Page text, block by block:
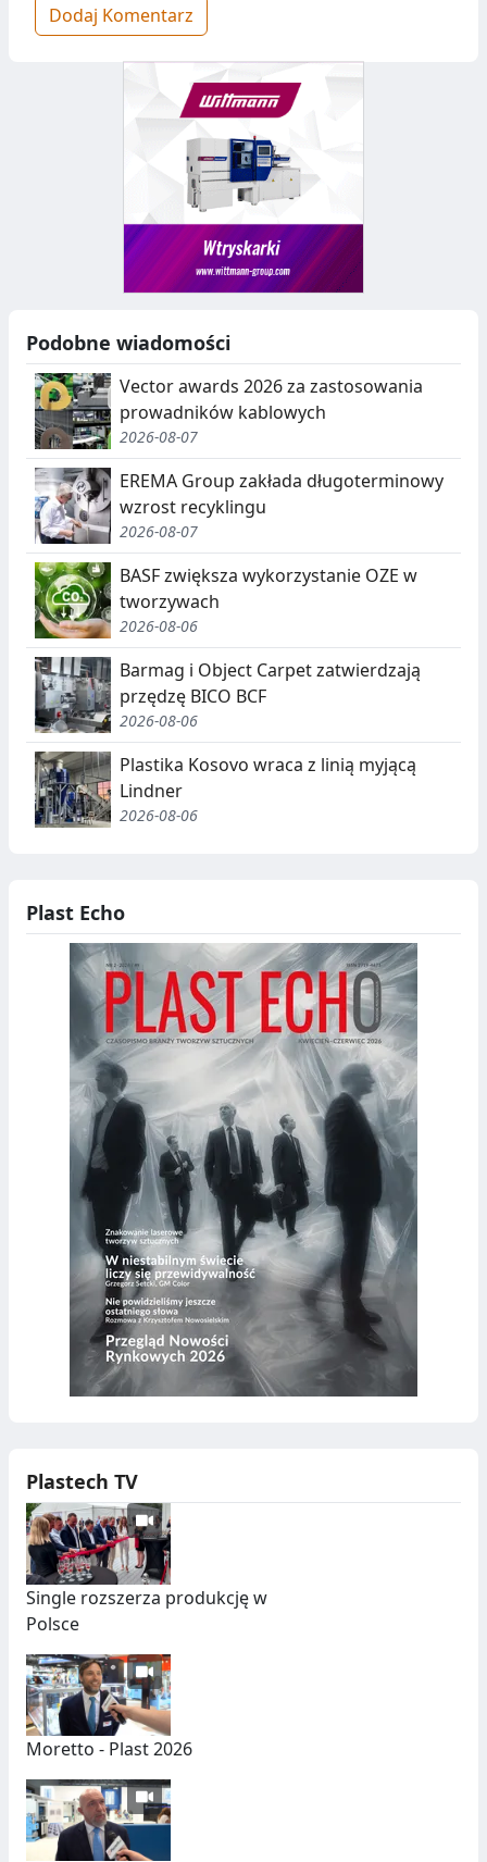
Dodaj Komentarz
Podobne wiadomości
Vector awards 2026 za zastosowania
prowadników kablowych
2026-08-07
EREMA Group zakłada długoterminowy
wzrost recyklingu
2026-08-07
BASF zwiększa wykorzystanie OZE w
tworzywach
2026-08-06
Barmag i Object Carpet zatwierdzają
przędzę BICO BCF
2026-08-06
Plastika Kosovo wraca z linią myjącą
Lindner
2026-08-06
Plast Echo
Plastech TV
Single rozszerza produkcję w
Polsce
Moretto - Plast 2026